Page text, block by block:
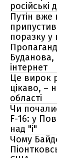
російські
Путін вже
поразку у
Буданова,
інтернет
Це вирок
цікаво, –
області
Чи
F-16: у
над "і"
Чому